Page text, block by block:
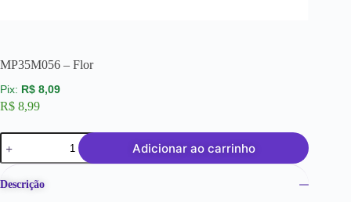
MP35M056 – Flor
R$ 8,09
R$ 8,99
Adicionar ao carrinho
Descrição